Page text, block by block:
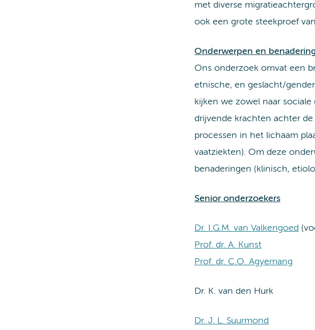
met diverse
ook een grote steekproef
Onderwerpen en
Ons onderzoek omvat een
etnische, en geslacht/
kijken we zowel naar
drijvende krachten achter de
processen in het lichaam
vaatziekten). Om deze
benaderingen (klinisch,
Senior onderzoekers
Dr. I.G.M. van Valkengoed
Prof. dr. A. Kunst
Prof. dr. C.O. Agyemang
Dr. K. van den Hurk
Dr. J. L. Suurmond